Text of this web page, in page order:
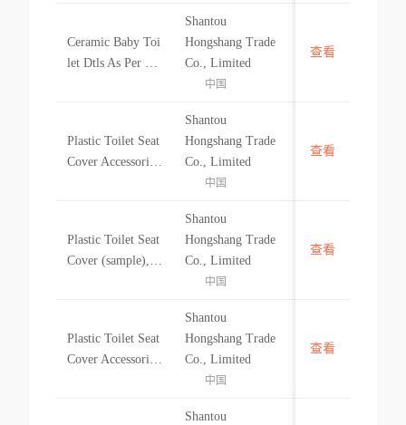
Ci & Pl
Ceramic Baby Toi
let Dtls As Per Ci
Shantou
Hongshang Trade
Co., Limited
中国
中国
查看
Plastic Toilet Seat
Cover Accessories
ries Dtls As Per Ci
& Pl
Shantou
Hongshang Trade
Co., Limited
中国
中国
查看
Plastic Toilet Seat
Cover (sample), D
tls As Per Ci & Pl
Shantou
Hongshang Trade
Co., Limited
中国
中国
查看
Plastic Toilet Seat
Cover Accessories,
Shantou
Hongshang Trade
Co., Limited
中国
中国
查看
Shantou